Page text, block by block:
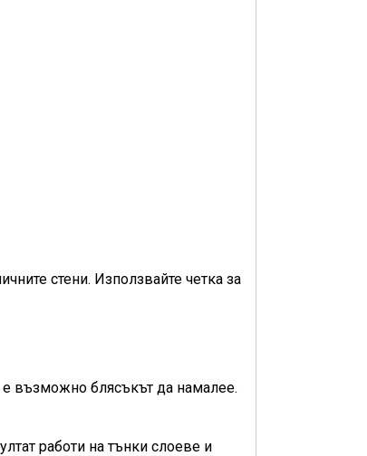
стени. Използвайте четка за
е възможно блясъкът да намалее.
работи на тънки слоеве и